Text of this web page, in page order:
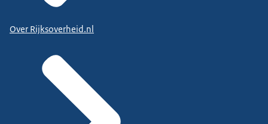
Over Rijksoverheid.nl